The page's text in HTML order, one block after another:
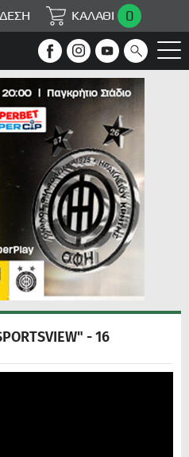
ΚΑΛΑΘΙ 0
- 16